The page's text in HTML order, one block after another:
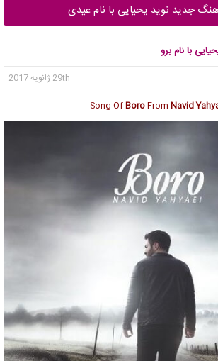
جدید نوید یحیایی با نام عیدی
با نام برو
29th ژانویه 2017
Song OfBoroFrom Navid